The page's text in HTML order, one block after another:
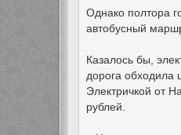
Однако полтора
автобусный
Казалось бы,
дорога обходила
Электричкой от
рублей.